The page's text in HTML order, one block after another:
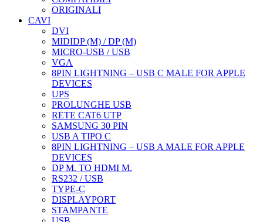
ORIGINALI
CAVI
DVI
MIDIDP (M) / DP (M)
MICRO-USB / USB
VGA
8PIN LIGHTNING – USB C MALE FOR APPLE
DEVICES
UPS
PROLUNGHE USB
RETE CAT6 UTP
SAMSUNG 30 PIN
USB A TIPO C
8PIN LIGHTNING – USB A MALE FOR APPLE
DEVICES
DP M. TO HDMI M.
RS232 / USB
TYPE-C
DISPLAYPORT
STAMPANTE